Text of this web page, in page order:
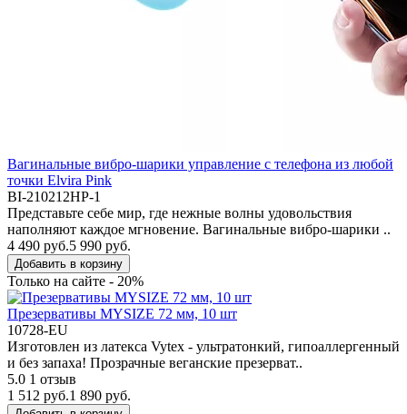
Вагинальные вибро-шарики управление с телефона из любой
точки Elvira Pink
BI-210212HP-1
Представьте себе мир, где нежные волны удовольствия
наполняют каждое мгновение. Вагинальные вибро-шарики ..
4 490 руб.5 990 руб.
Добавить в корзину
Только на сайте - 20%
Презервативы MYSIZE 72 мм, 10 шт
10728-EU
Изготовлен из латекса Vytex - ультратонкий, гипоаллергенный
и без запаха! Прозрачные веганские презерват..
5.0 1 отзыв
1 512 руб.1 890 руб.